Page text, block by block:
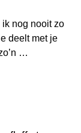
ik nog nooit zo
deelt met je
…